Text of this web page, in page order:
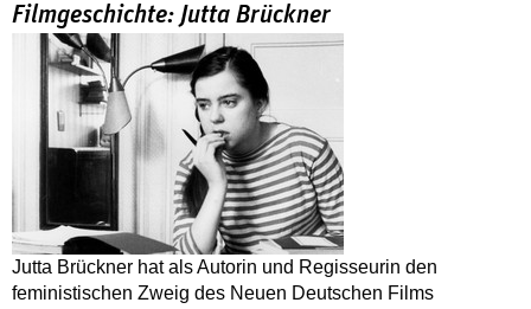
Filmgeschichte: Jutta Brückner
Jutta Brückner hat als Autorin und Regisseurin den
feministischen Zweig des Neuen Deutschen Films